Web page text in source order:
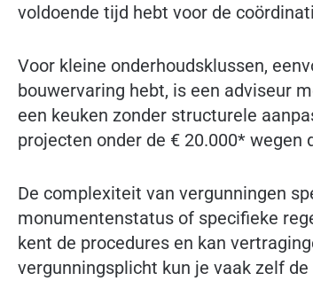
voldoende tijd hebt voor de
Voor kleine onderhoudsklussen,
bouwervaring hebt, is een adviseur
een keuken zonder structurele
projecten onder de € 20.000* wegen
De complexiteit van vergunningen
monumentenstatus of specifieke
kent de procedures en kan
vergunningsplicht kun je vaak zelf de